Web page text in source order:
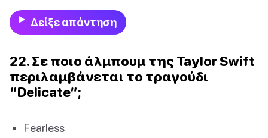
Δείξε απάντηση
22. Σε ποιο άλμπουμ της Taylor Swift
περιλαμβάνεται το τραγούδι
“Delicate”;
Fearless